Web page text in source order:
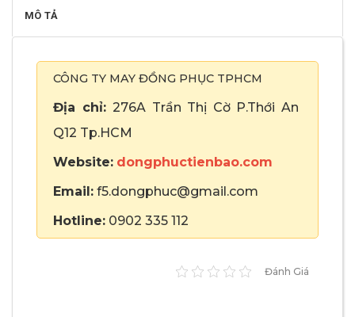
MÔ TẢ
CÔNG TY MAY ĐỒNG PHỤC TPHCM
Địa chỉ:276A Trần Thị Cờ P.Thới An
Q12 Tp.HCM
Website: dongphuctienbao.com
Email: f5.dongphuc@gmail.com
Hotline: 0902 335 112
Đánh Giá